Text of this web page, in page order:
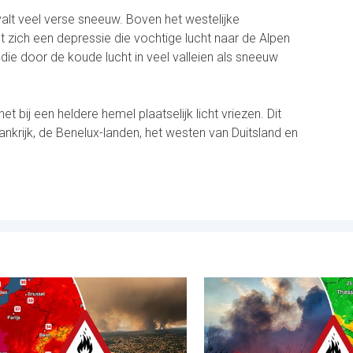
veel verse sneeuw. Boven het westelijke
een depressie die vochtige lucht naar de Alpen
door de koude lucht in veel valleien als sneeuw
bij een heldere hemel plaatselijk licht vriezen. Dit
de Benelux-landen, het westen van Duitsland en
. . vrijdag 31 juli 2026
bosbranden in Zuidwest-Europa. Grootschalige evacuaties. . .
Ook in Zuidoost-Europa